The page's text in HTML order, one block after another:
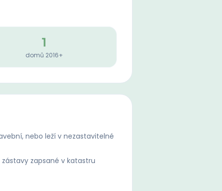
1
domů 2016+
nebo leží v nezastavitelné
zapsané v katastru